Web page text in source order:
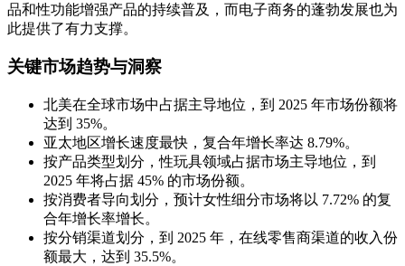
品和性功能增强产品的持续普及，而电子商务的蓬勃发展也为
此提供了有力支撑。
关键市场趋势与洞察
北美在全球市场中占据主导地位，到 2025 年市场份额将
达到 35%。
亚太地区增长速度最快，复合年增长率达 8.79%。
按产品类型划分，性玩具领域占据市场主导地位，到
2025 年将占据 45% 的市场份额。
按消费者导向划分，预计女性细分市场将以 7.72% 的复
合年增长率增长。
按分销渠道划分，到 2025 年，在线零售商渠道的收入份
额最大，达到 35.5%。